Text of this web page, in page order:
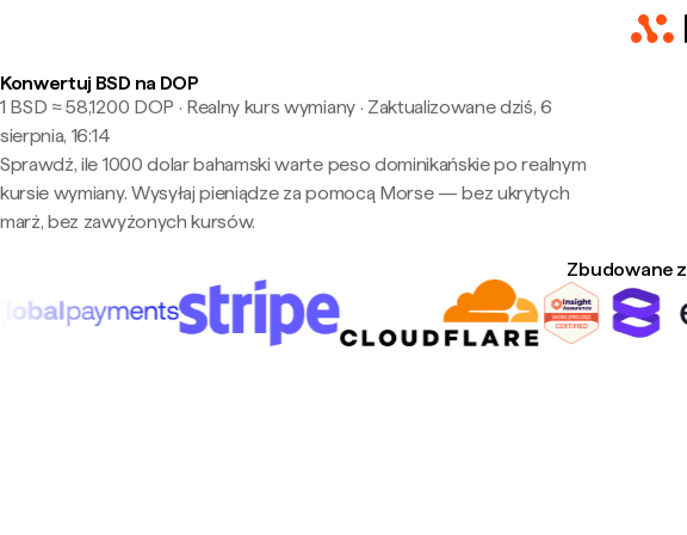
Konwertuj BSD na DOP
1 BSD ≈ 58,1200 DOP · Realny kurs wymiany· Zaktualizowane dziś, 6
sierpnia, 16:14
Sprawdź, ile 1000 dolar bahamski warte peso dominikańskie po realnym
kursie wymiany. Wysyłaj pieniądze za pomocą Morse — bez ukrytych
marż, bez zawyżonych kursów.
Zbudowane